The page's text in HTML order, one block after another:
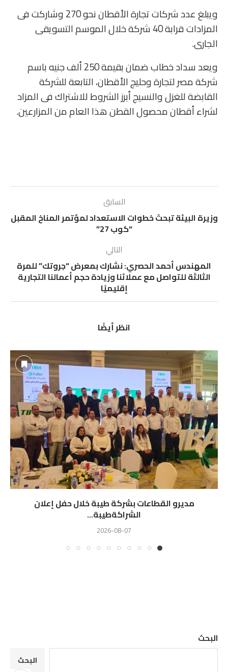
ويبلغ عدد شركات تجارة الأقطان نحو 270 وشاركت فى
المزادات قرابة 40 شركة خلال الموسم التسويقى
الجارى.
ويعد سداد خطاب ضمان بقيمة 250 ألف جنيه باسم
شركة مصر لتجارة وحليج الأقطان، التابعة للشركة
القابضة للغزل والنسيج أبرز الشروط للاشتراك فى المزاد
لشراء أقطان محصول القطن هذا العام من المزارعين.
السابق
وزيرة البيئة تبحث خطوات الاستعداد لمؤتمر المناخ المقبل
“كوب 27”
التالي
المهندس أحمد الحصري: نشارك بمعرض “جروتك” للمرة
الثالثة للتواصل مع عملائنا وزيادة حجم أعمالنا التجارية
إقليميًا
انظر أيضًا
مديرو القطاعات بشركة طيبة خلال حفل إعلان
الشراكةطيبة...
2026-08-07
البحث
البحث